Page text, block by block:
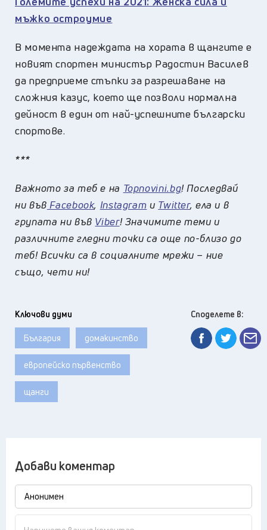
мъжко остроумие
В момента надеждата на хората в щангите е
новият спортен министър Радостин Василев
да предприеме стъпки за разрешаване на
сложния казус, което ще позволи нормална
дейност в един от най-успешните български
спортове.
***
Важното за теб е на Topnovini.bg! Последвай
ни във Facebook, Instagram и Twitter, ела и в
групата ни във Viber! Значимите теми и
различните гледни точки са още по-близо до
теб! Всички са в социалните мрежи – ние
също, чети ни!
Ключови думи
България домакинство
европейско първенство
щанги
Споделете в:
Добави коментар